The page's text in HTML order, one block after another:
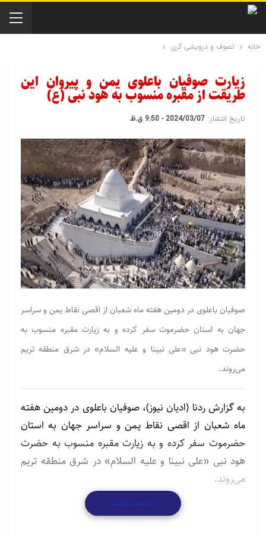
خانه تصوف و درویشی گری
زیارت صوفیان باعلوی یمن و پیروان این
طریقت از مقبره منسوب به هود نبی (ع)
تاریخ انتشار: 2024/03/07 - 9:50 ق.ظ
صوفیان باعلوی در دومین هفته ماه شعبان از اقصی نقاط یمن و سراسر
جهان به استان حضرموت سفر کرده و به زیارت مقبره منسوب به
حضرت هود نبی «علی نبینا و علیه السلام» در شرق منطقه تریم
می‌روند.
به گزارش ردنا (ادیان نیوز)، صوفیان باعلوی در دومین هفته
ماه شعبان از اقصی نقاط یمن و سراسر جهان به استان
حضرموت سفر کرده و به زیارت مقبره منسوب به حضرت
هود نبی «علی نبینا و علیه السلام» در شرق منطقه تریم
می‌روند.
ادامه مطلب